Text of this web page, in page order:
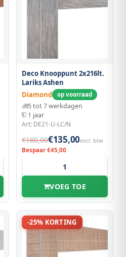
Deco Knooppunt 2x216lt.
Lariks Ashen
Diamond
op voorraad
5 tot 7 werkdagen
1 jaar
Art: DE21-U-LC/N
€180,00€135,00excl. btw
Bespaar €45,00
VOEG TOE
-25% KORTING